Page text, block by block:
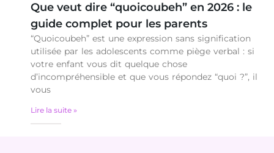
Que veut dire “quoicoubeh” en 2026 : le
guide complet pour les parents
“Quoicoubeh” est une expression sans signification
utilisée par les adolescents comme piège verbal : si
votre enfant vous dit quelque chose
d’incompréhensible et que vous répondez “quoi ?”, il
vous
Lire la suite »